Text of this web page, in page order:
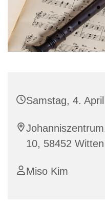
Samstag, 4.
10, 58452 Witten
Miso Kim